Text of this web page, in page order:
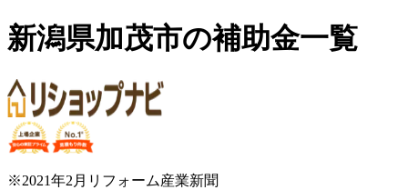
新潟県加茂市の補助金一覧
※2021年2月リフォーム産業新聞